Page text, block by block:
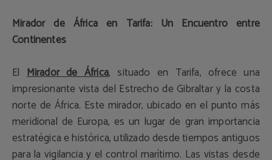
Mirador de África en Tarifa: Un Encuentro entre
Continentes
ElMirador de África, situado en Tarifa, ofrece una
impresionante vista del Estrecho de Gibraltar y la costa
norte de África. Este mirador, ubicado en el punto más
meridional de Europa, es un lugar de gran importancia
estratégica e histórica, utilizado desde tiempos antiguos
para la vigilancia y el control marítimo. Las vistas desde